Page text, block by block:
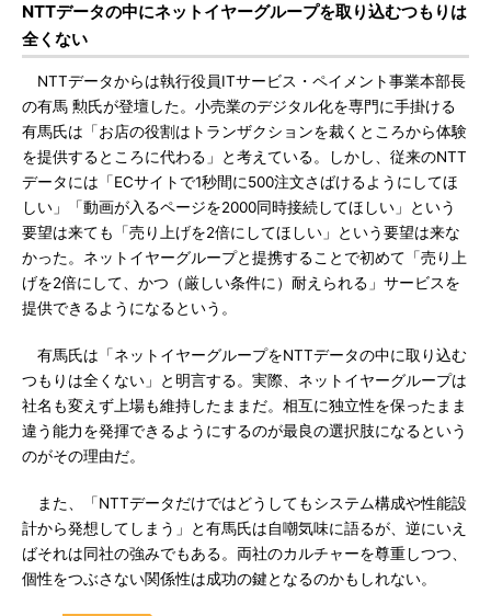
NTTデータの中にネットイヤーグループを取り込むつもりは
全くない
NTTデータからは執行役員ITサービス・ペイメント事業本部長
の有馬 勲氏が登壇した。小売業のデジタル化を専門に手掛ける
有馬氏は「お店の役割はトランザクションを裁くところから体験
を提供するところに代わる」と考えている。しかし、従来のNTT
データには「ECサイトで1秒間に500注文さばけるようにしてほ
しい」「動画が入るページを2000同時接続してほしい」という
要望は来ても「売り上げを2倍にしてほしい」という要望は来な
かった。ネットイヤーグループと提携することで初めて「売り上
げを2倍にして、かつ（厳しい条件に）耐えられる」サービスを
提供できるようになるという。
有馬氏は「ネットイヤーグループをNTTデータの中に取り込む
つもりは全くない」と明言する。実際、ネットイヤーグループは
社名も変えず上場も維持したままだ。相互に独立性を保ったまま
違う能力を発揮できるようにするのが最良の選択肢になるという
のがその理由だ。
また、「NTTデータだけではどうしてもシステム構成や性能設
計から発想してしまう」と有馬氏は自嘲気味に語るが、逆にいえ
ばそれは同社の強みでもある。両社のカルチャーを尊重しつつ、
個性をつぶさない関係性は成功の鍵となるのかもしれない。